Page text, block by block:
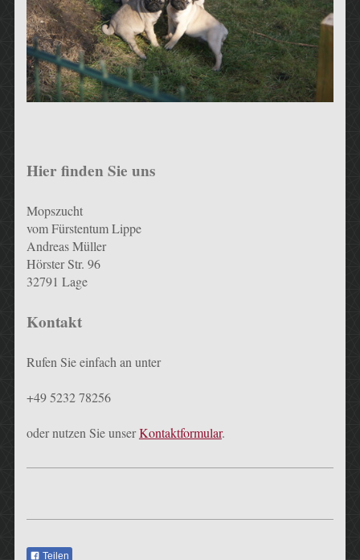
Hier finden Sie uns
Mopszucht
vom Fürstentum Lippe
Andreas Müller
Hörster Str. 96
32791 Lage
Kontakt
Rufen Sie einfach an unter
+49 5232 78256
oder nutzen Sie unserKontaktformular.
Teilen